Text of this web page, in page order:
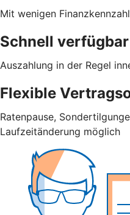
Mit wenigen
Schnell verfügbar
Auszahlung in der Regel
Flexible
Ratenpause,
Laufzeitänderung möglich